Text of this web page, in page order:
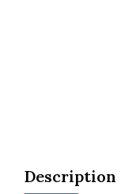
Description